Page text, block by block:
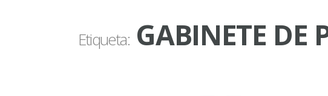
Etiqueta:GABINETE DE